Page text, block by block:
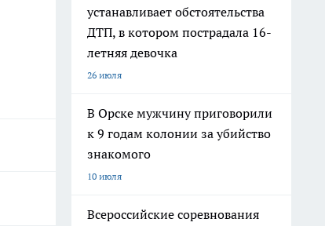
устанавливает обстоятельства
ДТП, в котором пострадала 16-
летняя девочка
26 июля
В Орске мужчину приговорили
к 9 годам колонии за убийство
знакомого
10 июля
Всероссийские соревнования